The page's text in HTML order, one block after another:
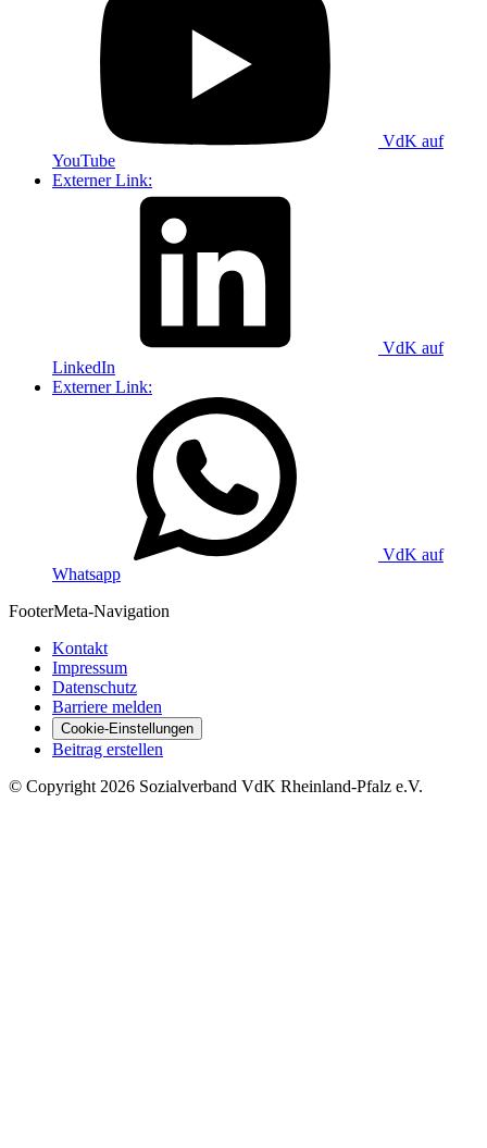
VdK auf
YouTube
Externer Link:
VdK auf
LinkedIn
Externer Link:
VdK auf
Whatsapp
FooterMeta-Navigation
Kontakt
Impressum
Datenschutz
Barriere melden
Cookie-Einstellungen
Beitrag erstellen
© Copyright2026 Sozialverband VdK Rheinland-Pfalz e.V.